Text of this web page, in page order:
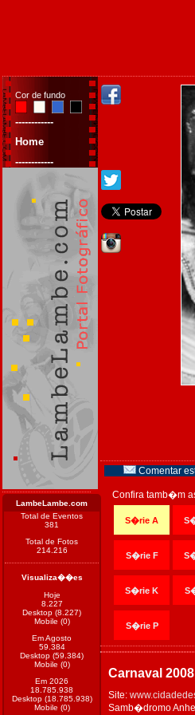
Cor de fundo
------------
Home
------------
LambeLambe.com
Total de Eventos
381
Total de Fotos
214.216
Visualiza��es
Hoje
8.227
Desktop (8.227)
Mobile (0)
Em Agosto
59.384
Desktop (59.384)
Mobile (0)
Em 2026
18.785.938
Desktop (18.785.938)
Mobile (0)
Comentar
Confira tamb�m
S�rie A
S�rie F
S�rie K
S�rie P
Carnaval
Site:
Samb�dromo